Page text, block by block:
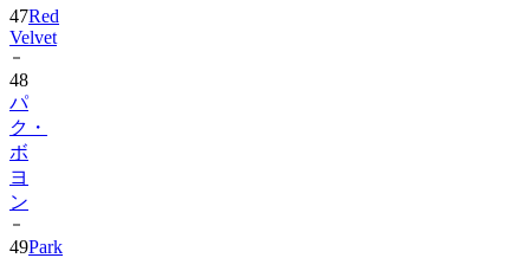
48
パ
ク・
ボ
ヨ
ン
49
Ji-
hoon